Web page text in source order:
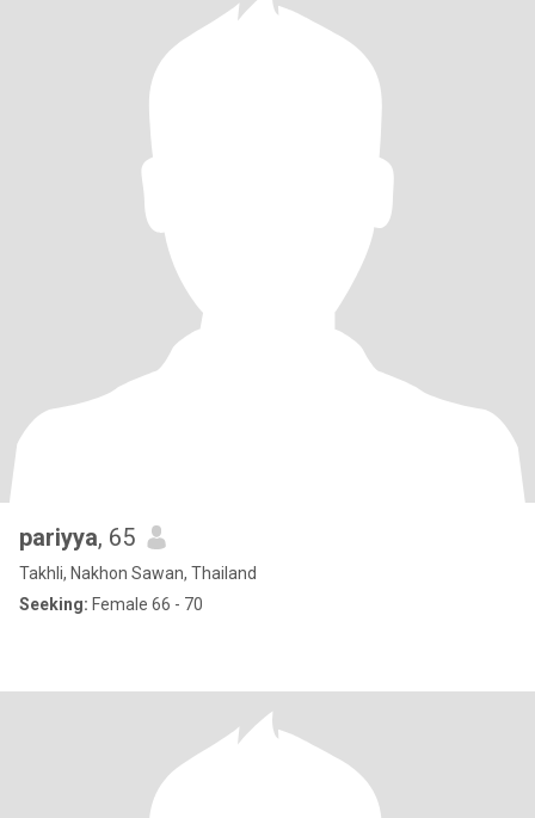
pariyya, 65
Takhli, Nakhon Sawan, Thailand
Seeking: Female 66 - 70